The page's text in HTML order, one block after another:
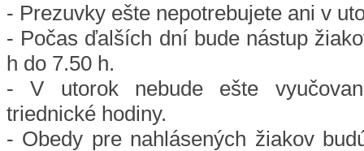
- Prezuvky ešte nepotrebujete ani v
- Počas ďalších dní bude nástup
h do 7.50 h.
- V utorok nebude ešte
triednické hodiny.
- Obedy pre nahlásených žiakov